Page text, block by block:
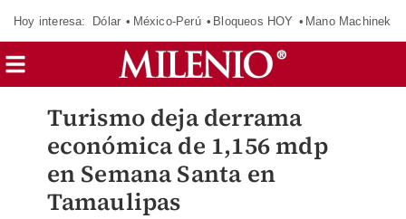
Hoy interesa: Dólar México-Perú Bloqueos HOY Mano Machinek
Turismo deja derrama
económica de 1,156 mdp
en Semana Santa en
Tamaulipas